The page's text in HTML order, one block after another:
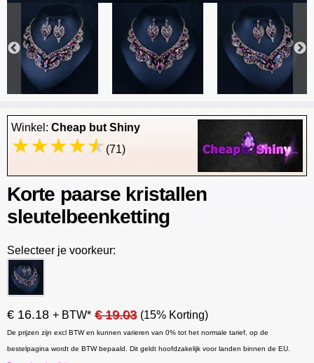
Winkel: Cheap but Shiny
(71)
Korte paarse kristallen
sleutelbeenketting
Selecteer je voorkeur:
€ 16.18 + BTW* € 19.03 (15% Korting)
De prijzen zijn excl BTW en kunnen varieren van 0% tot het normale tarief, op de
bestelpagina wordt de BTW bepaald. Dit geldt hoofdzakelijk voor landen binnen de EU.